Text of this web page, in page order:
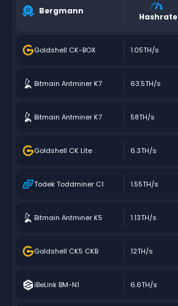
Bergmann
Hashrate
Goldshell CK-BOX 1.05TH/s
Bitmain Antminer K7 63.5TH/s
Bitmain Antminer K7 58TH/s
Goldshell CK Lite 6.3TH/s
Todek Toddminer C1 1.55TH/s
Bitmain Antminer K5 1.13TH/s
Goldshell CK5 CKB 12TH/s
iBeLink BM-N1 6.6TH/s